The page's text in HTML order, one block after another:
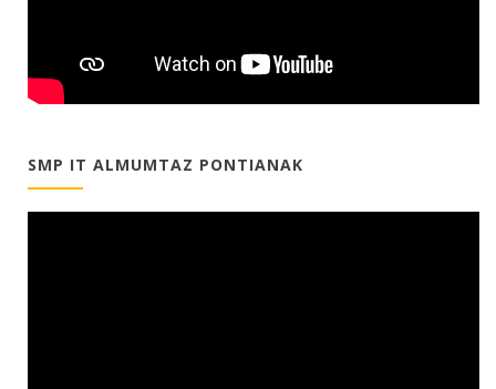
SMP IT ALMUMTAZ PONTIANAK